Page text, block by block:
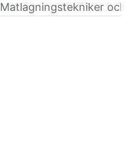
Matlagningstekniker och